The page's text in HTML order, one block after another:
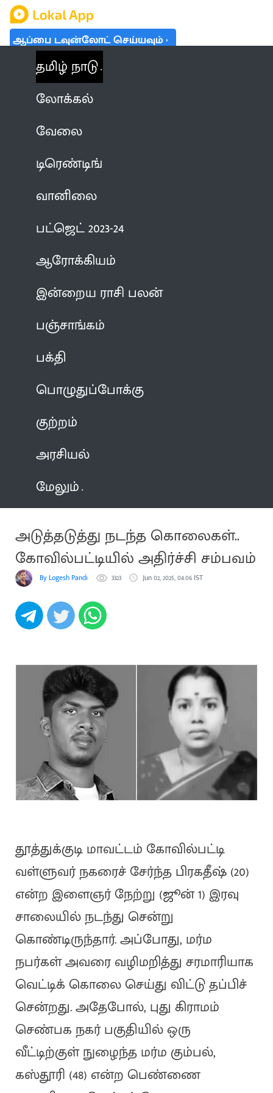
ஆப்பை டவுன்லோட் செய்யவும்
தமிழ் நாடு
லோக்கல்
வேலை
டிரெண்டிங்
வானிலை
பட்ஜெட் 2023-24
ஆரோக்கியம்
இன்றைய ராசி பலன்
பஞ்சாங்கம்
பக்தி
பொழுதுப்போக்கு
குற்றம்
அரசியல்
மேலும்
அடுத்தடுத்து நடந்த கொலைகள்..
கோவில்பட்டியில் அதிர்ச்சி சம்பவம்
By Logesh Pandi 3323 Jun 02, 2025, 04:06 IST
தூத்துக்குடி மாவட்டம் கோவில்பட்டி
வள்ளுவர் நகரைச் சேர்ந்த பிரகதீஷ் (20)
என்ற இளைஞர் நேற்று (ஜூன் 1) இரவு
சாலையில் நடந்து சென்று
கொண்டிருந்தார். அப்போது, மர்ம
நபர்கள் அவரை வழிமறித்து சரமாரியாக
வெட்டிக் கொலை செய்து விட்டு தப்பிச்
சென்றது. அதேபோல், புது கிராமம்
செண்பக நகர் பகுதியில் ஒரு
வீட்டிற்குள் நுழைந்த மர்ம கும்பல்,
கஸ்தூரி (48) என்ற பெண்ணை